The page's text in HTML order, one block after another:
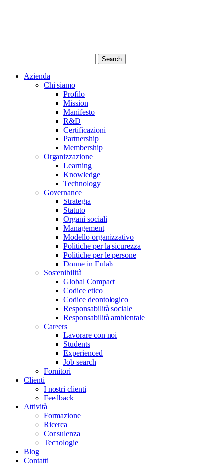
Azienda
Chi siamo
Profilo
Mission
Manifesto
R&D
Certificazioni
Partnership
Membership
Organizzazione
Learning
Knowledge
Technology
Governance
Strategia
Statuto
Organi sociali
Management
Modello organizzativo
Politiche per la sicurezza
Politiche per le persone
Donne in Eulab
Sostenibilità
Global Compact
Codice etico
Codice deontologico
Responsabilità sociale
Responsabilità ambientale
Careers
Lavorare con noi
Students
Experienced
Job search
Fornitori
Clienti
I nostri clienti
Feedback
Attività
Formazione
Ricerca
Consulenza
Tecnologie
Blog
Contatti